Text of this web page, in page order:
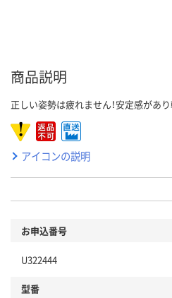
商品説明
正しい姿勢は疲れません！安定感があり
アイコンの説明
お申込番号
U322444
型番